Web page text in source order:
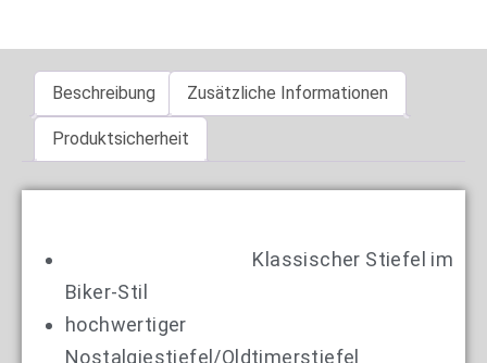
Beschreibung Zusätzliche Informationen
Produktsicherheit
Klassischer Stiefel im
Biker-Stil
hochwertiger
Nostalgiestiefel/Oldtimerstiefel